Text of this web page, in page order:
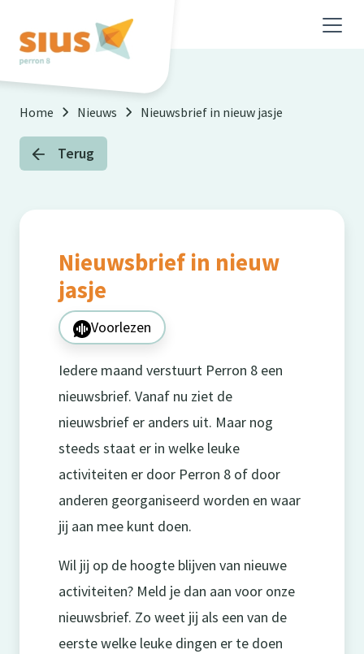
Home Nieuws Nieuwsbrief in nieuw jasje
Terug
Nieuwsbrief in nieuw
jasje
Voorlezen
Iedere maand verstuurt Perron 8 een
nieuwsbrief. Vanaf nu ziet de
nieuwsbrief er anders uit. Maar nog
steeds staat er in welke leuke
activiteiten er door Perron 8 of door
anderen georganiseerd worden en waar
jij aan mee kunt doen.
Wil jij op de hoogte blijven van nieuwe
activiteiten? Meld je dan aan voor onze
nieuwsbrief. Zo weet jij als een van de
eerste welke leuke dingen er te doen